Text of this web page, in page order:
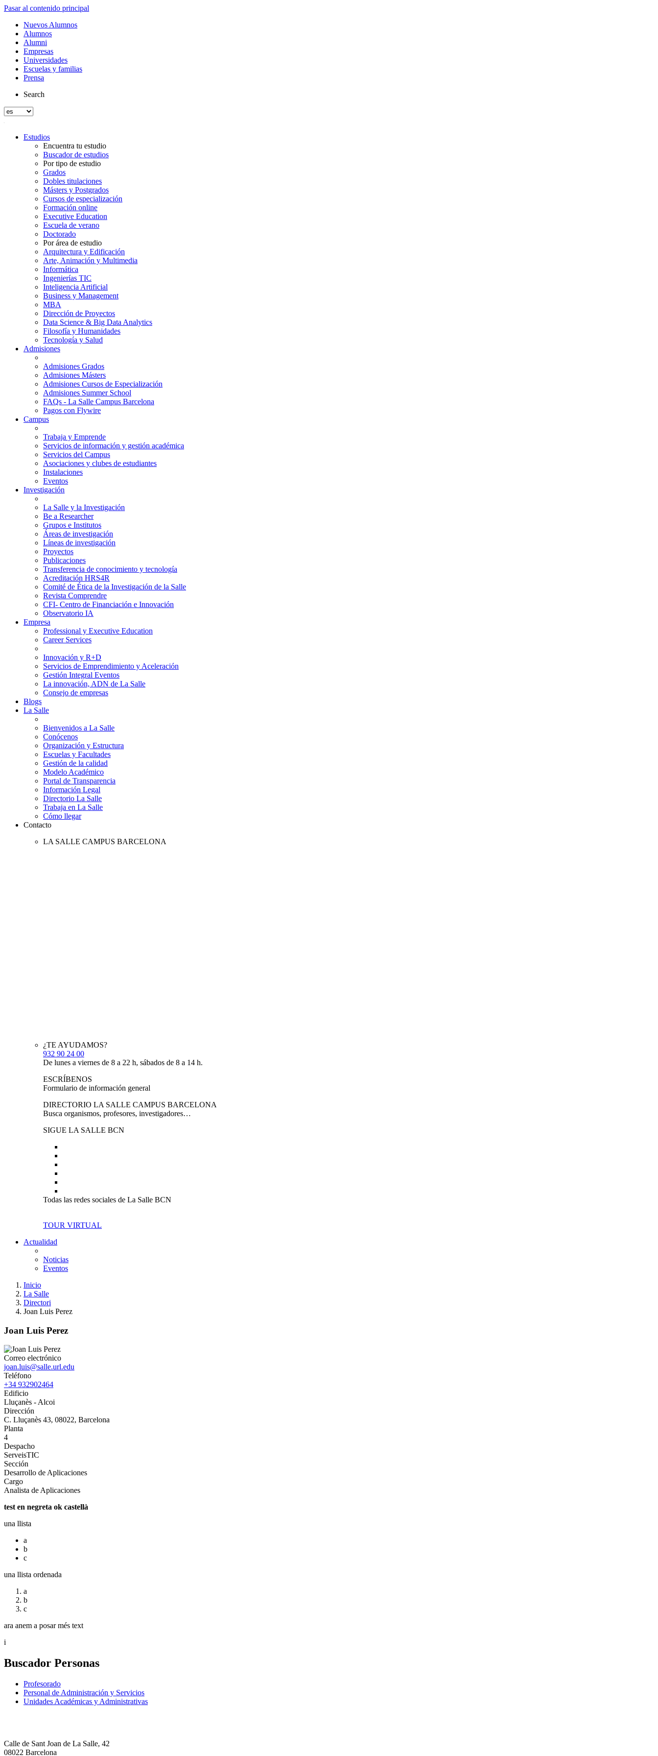
Pasar al contenido principal
Nuevos Alumnos
Alumnos
Alumni
Empresas
Universidades
Escuelas y familias
Prensa
Search
Estudios
Encuentra tu estudio
Buscador de estudios
Por tipo de estudio
Grados
Dobles titulaciones
Másters y Postgrados
Cursos de especialización
Formación online
Executive Education
Escuela de verano
Doctorado
Por área de estudio
Arquitectura y Edificación
Arte, Animación y Multimedia
Informática
Ingenierías TIC
Inteligencia Artificial
Business y Management
MBA
Dirección de Proyectos
Data Science & Big Data Analytics
Filosofía y Humanidades
Tecnología y Salud
Admisiones
Admisiones Grados
Admisiones Másters
Admisiones Cursos de Especialización
Admisiones Summer School
FAQs - La Salle Campus Barcelona
Pagos con Flywire
Campus
Trabaja y Emprende
Servicios de información y gestión académica
Servicios del Campus
Asociaciones y clubes de estudiantes
Instalaciones
Eventos
Investigación
La Salle y la Investigación
Be a Researcher
Grupos e Institutos
Áreas de investigación
Líneas de investigación
Proyectos
Publicaciones
Transferencia de conocimiento y tecnología
Acreditación HRS4R
Comité de Ética de la Investigación de la Salle
Revista Comprendre
CFI- Centro de Financiación e Innovación
Observatorio IA
Empresa
Professional y Executive Education
Career Services
Innovación y R+D
Servicios de Emprendimiento y Aceleración
Gestión Integral Eventos
La innovación, ADN de La Salle
Consejo de empresas
Blogs
La Salle
Bienvenidos a La Salle
Conócenos
Organización y Estructura
Escuelas y Facultades
Gestión de la calidad
Modelo Académico
Portal de Transparencia
Información Legal
Directorio La Salle
Trabaja en La Salle
Cómo llegar
Contacto
LA SALLE CAMPUS BARCELONA
¿TE AYUDAMOS?
932 90 24 00
De lunes a viernes de 8 a 22 h, sábados de 8 a 14 h.
ESCRÍBENOS
Formulario de información general
DIRECTORIO LA SALLE CAMPUS BARCELONA
Busca organismos, profesores, investigadores…
SIGUE LA SALLE BCN
Todas las redes sociales de La Salle BCN
TOUR VIRTUAL
Actualidad
Noticias
Eventos
Inicio
La Salle
Directori
Joan Luis Perez
Joan Luis Perez
Correo electrónico
joan.luis@salle.url.edu
Teléfono
+34 932902464
Edificio
Lluçanès - Alcoi
Dirección
C. Lluçanès 43, 08022, Barcelona
Planta
4
Despacho
ServeisTIC
Sección
Desarrollo de Aplicaciones
Cargo
Analista de Aplicaciones
test en negreta ok castellà
una llista
a
b
c
una llista ordenada
a
b
c
ara anem a posar més text
i
Buscador Personas
Profesorado
Personal de Administración y Servicios
Unidades Académicas y Administrativas
Calle de Sant Joan de La Salle, 42
08022 Barcelona